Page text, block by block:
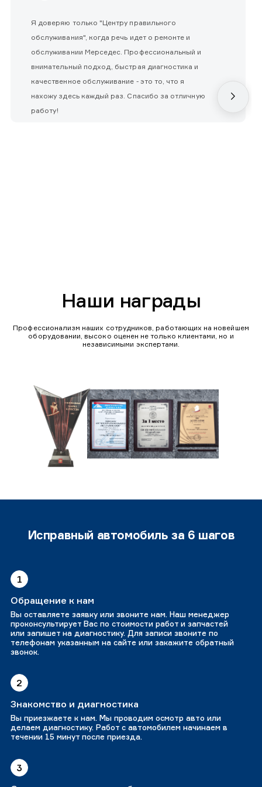
Я доверяю только "Центру правильного
обслуживания", когда речь идет о ремонте и
обслуживании Мерседес. Профессиональный и
внимательный подход, быстрая диагностика и
качественное обслуживание - это то, что я
нахожу здесь каждый раз. Спасибо за отличную
работу!
Наши награды
Профессионализм наших сотрудников, работающих на новейшем
оборудовании, высоко оценен не только клиентами, но и
независимыми экспертами.
Исправный автомобиль за 6 шагов
1
Обращение к нам
Вы оставляете заявку или звоните нам. Наш менеджер
проконсультирует Вас по стоимости работ и запчастей
или запишет на диагностику. Для записи звоните по
телефонам указанным на сайте или закажите обратный
звонок.
2
Знакомство и диагностика
Вы приезжаете к нам. Мы проводим осмотр авто или
делаем диагностику. Работ с автомобилем начинаем в
течении 15 минут после приезда.
3